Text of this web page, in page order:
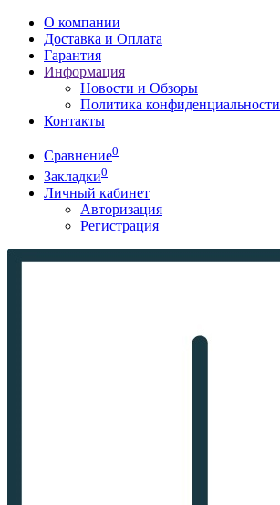
О компании
Доставка и Оплата
Гарантия
Информация
Новости и Обзоры
Политика конфиденциальности
Контакты
Сравнение0
Закладки0
Личный кабинет
Авторизация
Регистрация